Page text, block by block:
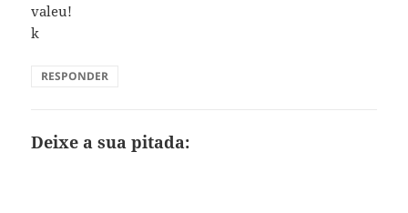
valeu!
k
RESPONDER
Deixe a sua pitada: